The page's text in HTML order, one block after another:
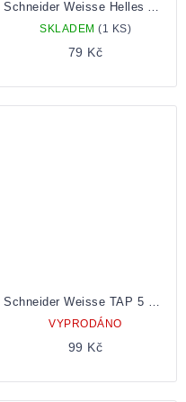
SKLADEM (1 KS)
79 Kč
VYPRODÁNO
99 Kč